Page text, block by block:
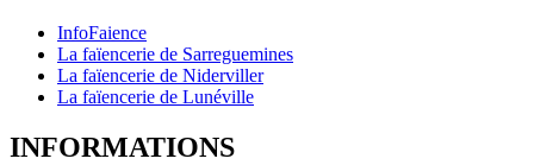
InfoFaience
La faïencerie de Sarreguemines
La faïencerie de Niderviller
La faïencerie de Lunéville
INFORMATIONS